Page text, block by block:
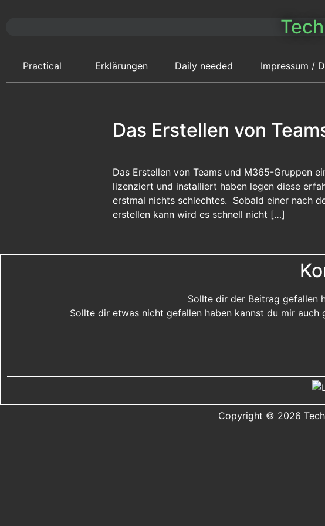
Practical Erklärungen Daily needed Impressum /
Das Erstellen von
Das Erstellen von Teams und M365-Gruppen
lizenziert und installiert haben legen diese
erstmal nichts schlechtes. Sobald einer nach
erstellen kann wird es schnell nicht […]
Sollte dir der Beitrag gefallen
Sollte dir etwas nicht gefallen haben kannst du mir
Copyright © 2026